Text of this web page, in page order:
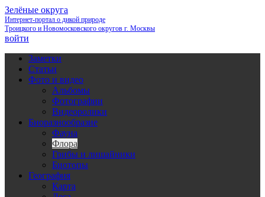
Зелёные округа
Интернет-портал о дикой природе
Троицкого и Новомосковского округов г. Москвы
войти
Заметки
Статьи
Фото и видео
Альбомы
Фотографии
Видеоролики
Биоразнообразие
Фауна
Флора
Грибы и лишайники
Биотопы
География
Карта